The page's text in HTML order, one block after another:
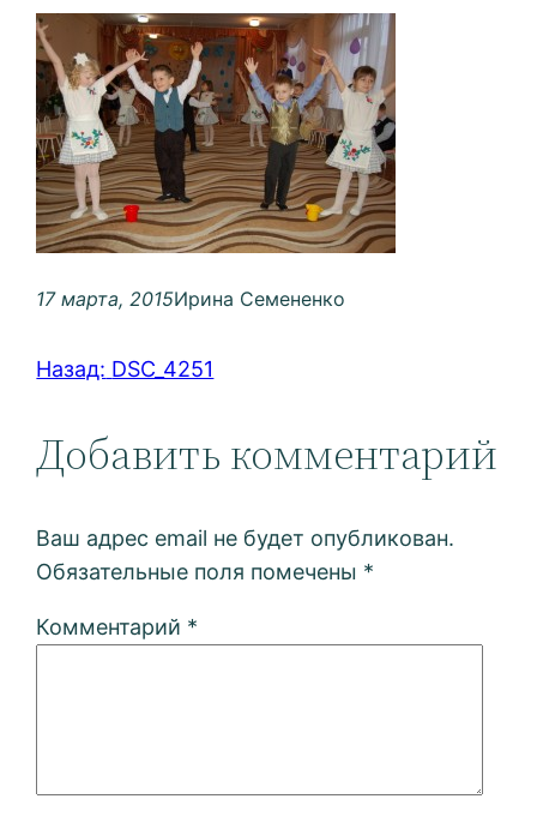
17 марта, 2015Ирина Семененко
Назад: DSC_4251
Добавить комментарий
Ваш адрес email не будет опубликован.
Обязательные поля помечены *
Комментарий *